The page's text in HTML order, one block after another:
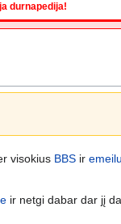
durnapedija!
visokius BBS ir
ir netgi dabar dar jį